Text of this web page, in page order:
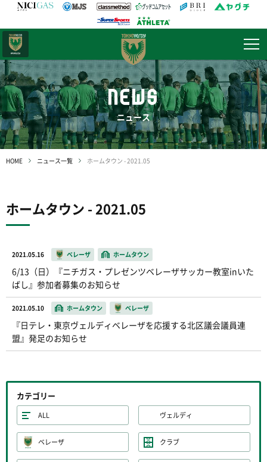
NEWS
ニュース
HOME ニュース一覧 ホームタウン - 2021.05
ホームタウン - 2021.05
2021.05.16 ベレーザ ホームタウン
6/13（日）『ニチガス・プレゼンツベレーザサッカー教室inいた
ばし』参加者募集のお知らせ
2021.05.10 ホームタウン ベレーザ
『日テレ・東京ヴェルディベレーザを応援する北区議会議員連
盟』発足のお知らせ
カテゴリー
ALL ヴェルディ
ベレーザ クラブ